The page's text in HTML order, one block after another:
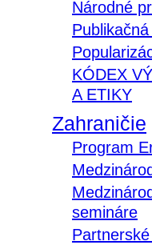
Národné
KÓDEX
A ETIKY
Zahraničie
Program
semináre